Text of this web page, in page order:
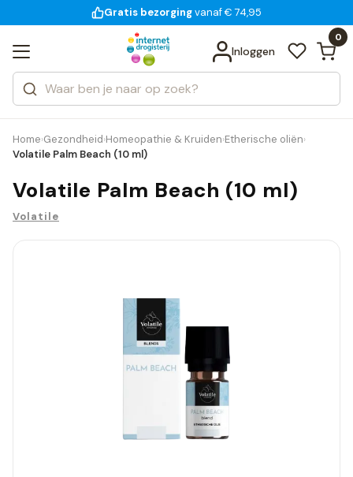
voor 18:00 uur besteld
Gratis bezorgingvanaf € 74,95
14 dagen bedenktijd
Inloggen
0
Zoeken
Categorieën
Merken
Bekijk alle resultaten
Home›Gezondheid›Homeopathie & Kruiden›Etherische oliën›
Volatile Palm Beach (10 ml)
Volatile Palm Beach (10 ml)
Volatile